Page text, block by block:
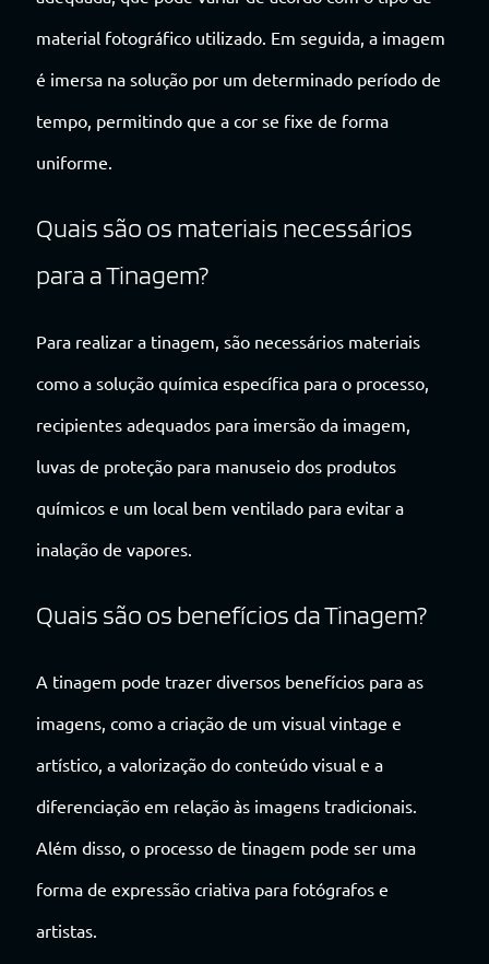
material fotográfico utilizado. Em seguida, a imagem
é imersa na solução por um determinado período de
tempo, permitindo que a cor se fixe de forma
uniforme.
Quais são os materiais necessários
para a Tinagem?
Para realizar a tinagem, são necessários materiais
como a solução química específica para o processo,
recipientes adequados para imersão da imagem,
luvas de proteção para manuseio dos produtos
químicos e um local bem ventilado para evitar a
inalação de vapores.
Quais são os benefícios da Tinagem?
A tinagem pode trazer diversos benefícios para as
imagens, como a criação de um visual vintage e
artístico, a valorização do conteúdo visual e a
diferenciação em relação às imagens tradicionais.
Além disso, o processo de tinagem pode ser uma
forma de expressão criativa para fotógrafos e
artistas.